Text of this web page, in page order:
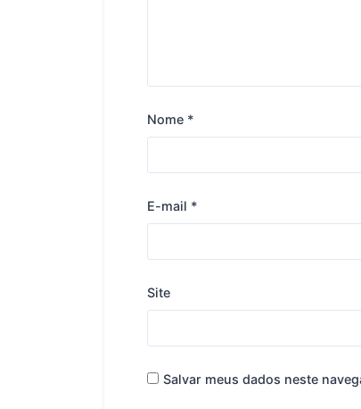
Nome *
E-mail *
Site
Salvar meus dados neste